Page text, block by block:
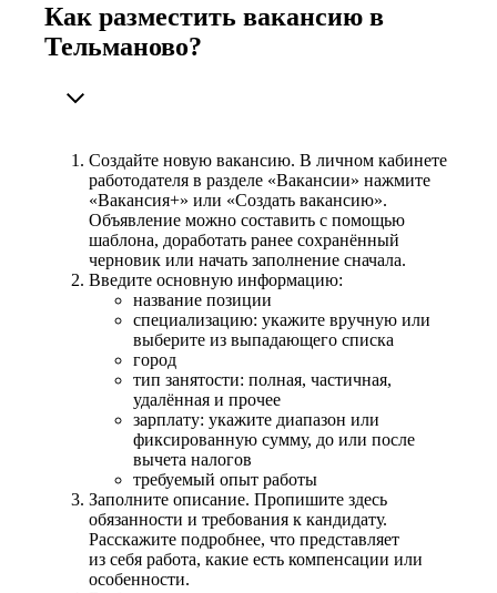
Как разместить вакансию в
Тельманово?
Создайте новую вакансию. В личном кабинете
работодателя в разделе «Вакансии» нажмите
«Вакансия+» или «Создать вакансию».
Объявление можно составить с помощью
шаблона, доработать ранее сохранённый
черновик или начать заполнение сначала.
Введите основную информацию:
название позиции
специализацию: укажите вручную или
выберите из выпадающего списка
город
тип занятости: полная, частичная,
удалённая и прочее
зарплату: укажите диапазон или
фиксированную сумму, до или после
вычета налогов
требуемый опыт работы
Заполните описание. Пропишите здесь
обязанности и требования к кандидату.
Расскажите подробнее, что представляет
из себя работа, какие есть компенсации или
особенности.